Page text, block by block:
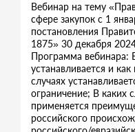
Вебинар на тему
сфере закупок с 1
постановления
1875» 30 декабря
Программа вебинара:
устанавливается и
случаях
ограничение; В каких
применяется
российского